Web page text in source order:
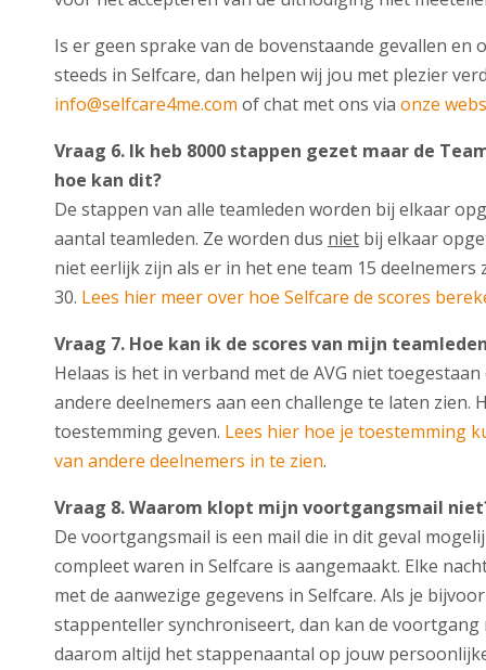
Is er geen sprake van de bovenstaande gevallen
steeds in Selfcare, dan helpen wij jou met plezier
info@selfcare4me.com of chat met ons via onze
Vraag 6. Ik heb 8000 stappen gezet maar de
hoe kan dit?
De stappen van alle teamleden worden bij elkaar
aantal teamleden. Ze worden dus niet bij elkaar
niet eerlijk zijn als er in het ene team 15
30. Lees hier meer over hoe Selfcare de scores
Vraag 7. Hoe kan ik de scores van mijn
Helaas is het in verband met de AVG niet
andere deelnemers aan een challenge te laten zien.
toestemming geven. Lees hier hoe je toestemming
van andere deelnemers in te zien.
Vraag 8. Waarom klopt mijn voortgangsmail
De voortgangsmail is een mail die in dit geval
compleet waren in Selfcare is aangemaakt. Elke
met de aanwezige gegevens in Selfcare. Als je
stappenteller synchroniseert, dan kan de
daarom altijd het stappenaantal op jouw